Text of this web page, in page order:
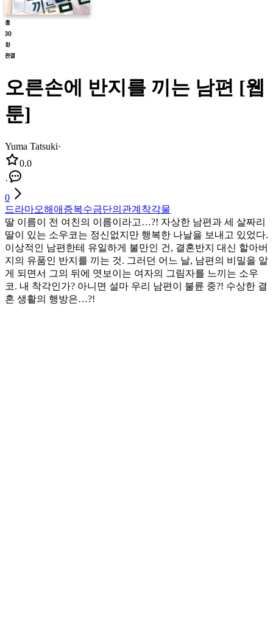
오른손에 반지를 끼는 남편 [웹
툰]
Yuma Tatsuki·
0.0
·
0
드라마오해 애증복수금단의관계 착각물
딸 이름이 전 여친의 이름이라고…?! 자상한 남편과 세 살짜리
딸이 있는 소우코는 정신없지만 행복한 나날을 보내고 있었다.
이상적인 남편한테 유일하게 불만인 건, 결혼반지 대신 할아버
지의 유품인 반지를 끼는 것. 그러던 어느 날, 남편의 비밀을 알
게 되면서 그의 뒤에 엿보이는 여자의 그림자를 느끼는 소우
코. 내 착각인가? 아니면 설마 우리 남편이 불륜 중?! 수상한 결
혼 생활의 행방은…?!